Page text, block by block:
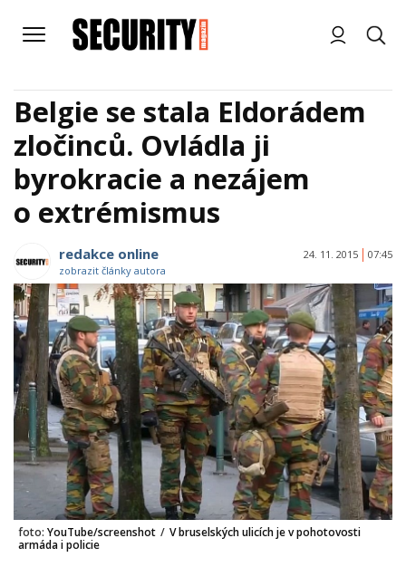
Belgie se stala Eldorádem
zločinců. Ovládla ji
byrokracie a nezájem
o extrémismus
redakce online
zobrazit články autora
24. 11. 2015 07:45
foto: YouTube/screenshot / V bruselských ulicích je v pohotovosti
armáda i policie